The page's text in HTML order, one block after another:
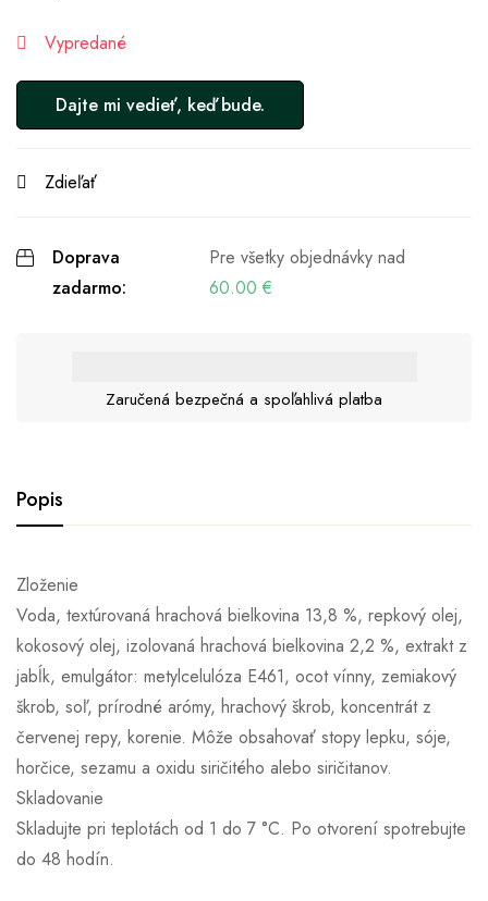
Vypredané
Zdieľať
Doprava
zadarmo:
Pre všetky objednávky nad
60.00 €
Zaručená bezpečná a spoľahlivá platba
Popis
Zloženie
Voda, textúrovaná hrachová bielkovina 13,8 %, repkový olej,
kokosový olej, izolovaná hrachová bielkovina 2,2 %, extrakt z
jabĺk, emulgátor: metylcelulóza E461, ocot vínny, zemiakový
škrob, soľ, prírodné arómy, hrachový škrob, koncentrát z
červenej repy, korenie. Môže obsahovať stopy lepku, sóje,
horčice, sezamu a oxidu siričitého alebo siričitanov.
Skladovanie
Skladujte pri teplotách od 1 do 7 °C. Po otvorení spotrebujte
do 48 hodín.